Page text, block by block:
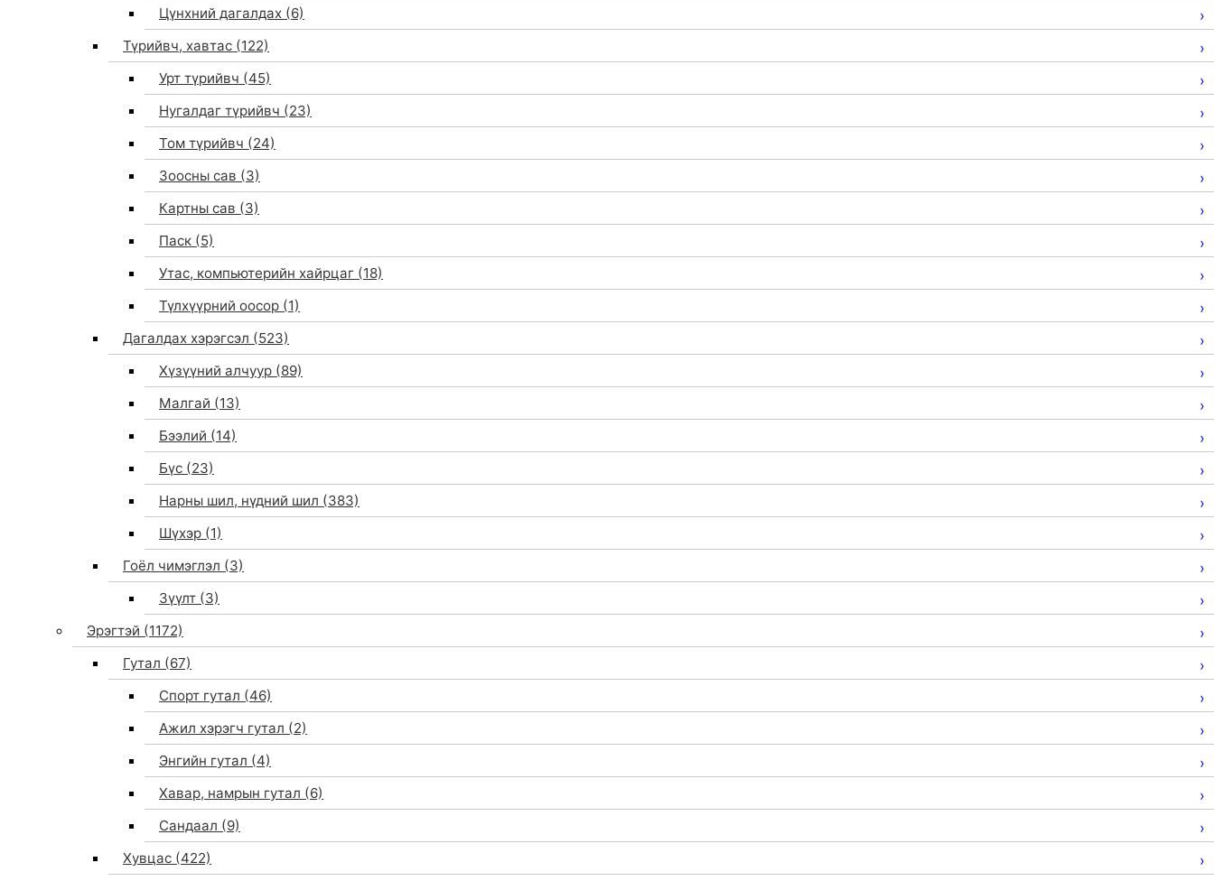
Цүнхний дагалдах (6)
Түрийвч, хавтас (122)
Урт түрийвч (45)
Нугалдаг түрийвч (23)
Том түрийвч (24)
Зоосны сав (3)
Картны сав (3)
Паск (5)
Утас, компьютерийн хайрцаг (18)
Түлхүүрний оосор (1)
Дагалдах хэрэгсэл (523)
Хүзүүний алчуур (89)
Малгай (13)
Бээлий (14)
Бүс (23)
Нарны шил, нүдний шил (383)
Шүхэр (1)
Гоёл чимэглэл (3)
Зүүлт (3)
Эрэгтэй (1172)
Гутал (67)
Спорт гутал (46)
Ажил хэрэгч гутал (2)
Энгийн гутал (4)
Хавар, намрын гутал (6)
Сандаал (9)
Хувцас (422)